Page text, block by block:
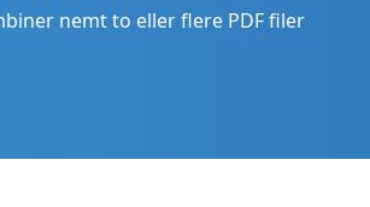
nemt to eller flere PDF filer